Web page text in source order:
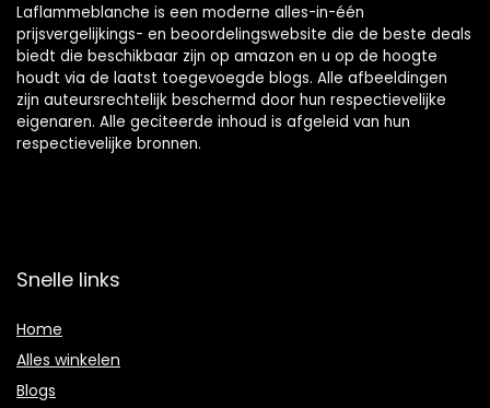
Laflammeblanche is een moderne alles-in-één
prijsvergelijkings- en beoordelingswebsite die de beste deals
biedt die beschikbaar zijn op amazon en u op de hoogte
houdt via de laatst toegevoegde blogs. Alle afbeeldingen
zijn auteursrechtelijk beschermd door hun respectievelijke
eigenaren. Alle geciteerde inhoud is afgeleid van hun
respectievelijke bronnen.
Snelle links
Home
Alles winkelen
Blogs